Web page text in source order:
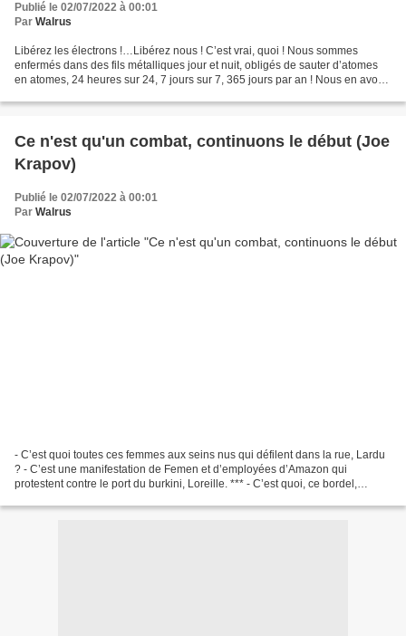
Publié le 02/07/2022 à 00:01
Par Walrus
Libérez les électrons !…Libérez nous ! C’est vrai, quoi ! Nous sommes
enfermés dans des fils métalliques jour et nuit, obligés de sauter d’atomes
en atomes, 24 heures sur 24, 7 jours sur 7, 365 jours par an ! Nous en avons
Ce n'est qu'un combat, continuons le début (Joe
Krapov)
Publié le 02/07/2022 à 00:01
Par Walrus
- C’est quoi toutes ces femmes aux seins nus qui défilent dans la rue, Lardu
? - C’est une manifestation de Femen et d’employées d’Amazon qui
protestent contre le port du burkini, Loreille. *** - C’est quoi, ce bordel,